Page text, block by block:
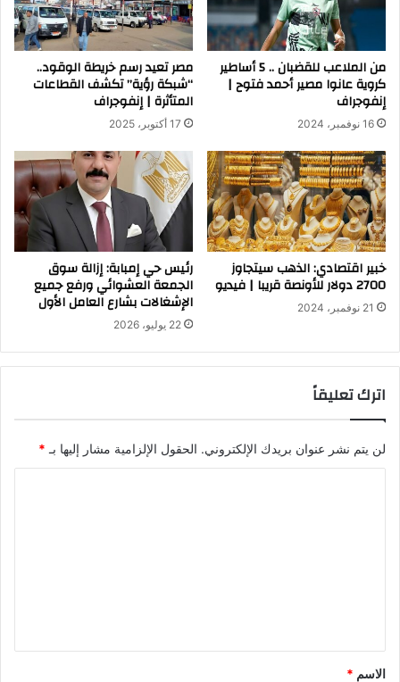
من الملاعب للقضبان .. 5 أساطير
كروية عانوا مصير أحمد فتوح |
إنفوجراف
16 نوفمبر، 2024
مصر تعيد رسم خريطة الوقود..
“شبكة رؤية” تكشف القطاعات
المتأثرة | إنفوجراف
17 أكتوبر، 2025
خبير اقتصادي: الذهب سيتجاوز
2700 دولار للأونصة قريبا | فيديو
21 نوفمبر، 2024
رئيس حي إمبابة: إزالة سوق
الجمعة العشوائي ورفع جميع
الإشغالات بشارع العامل الأول
22 يوليو، 2026
اترك تعليقاً
لن يتم نشر عنوان بريدك الإلكتروني. الحقول الإلزامية مشار إليها بـ *
*
الاسم *